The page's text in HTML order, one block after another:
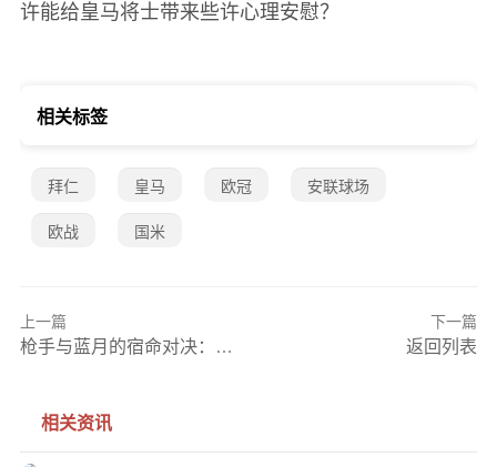
许能给皇马将士带来些许心理安慰？
相关标签
拜仁 皇马 欧冠 安联球场
欧战 国米
上一篇
枪手与蓝月的宿命对决：英超冲刺期谁主沉浮？
下一篇
返回列表
相关资讯